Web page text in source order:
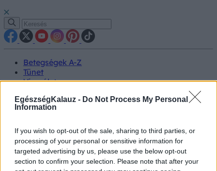
EgészségKalauz - Do Not Process My Personal
Information
If you wish to opt-out of the sale, sharing to third parties, or
processing of your personal or sensitive information for
targeted advertising by us, please use the below opt-out
section to confirm your selection. Please note that after your
Betegségek A-Z
Tünet
Vizsgálat
Életmódváltás
Kutatás
Hírek
Videók
Kisállatok egészsége